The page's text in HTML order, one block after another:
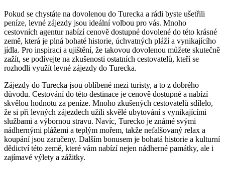
Pokud se chystáte na dovolenou do Turecka a rádi byste ušetřili
peníze, levné zájezdy jsou ideální volbou pro vás. Mnoho
cestovních agentur nabízí cenově dostupné dovolené do této krásné
země, která je plná bohaté historie, úchvatných pláží a vynikajícího
jídla. Pro inspiraci a ujištění, že takovou dovolenou můžete skutečně
zažít, se podívejte na zkušenosti ostatních cestovatelů, kteří se
rozhodli využít levné zájezdy do Turecka.
Zájezdy do Turecka jsou oblíbené mezi turisty, a to z dobrého
důvodu. Cestování do této destinace je cenově dostupné a nabízí
skvělou hodnotu za peníze. Mnoho zkušených cestovatelů sdílelo,
že si při levných zájezdech užili skvělé ubytování s vynikajícími
službami a výbornou stravu. Navíc, Turecko je známé svými
nádhernými plážemi a teplým mořem, takže nefalšovaný relax a
koupání jsou zaručeny. Dalším bonusem je bohatá historie a kulturní
dědictví této země, které vám nabízí nejen nádherné památky, ale i
zajímavé výlety a zážitky.